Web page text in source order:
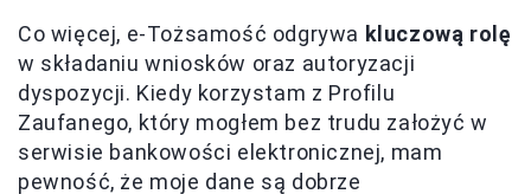
Co więcej, e-Tożsamość odgrywa kluczową rolę
w składaniu wniosków oraz autoryzacji
dyspozycji. Kiedy korzystam z Profilu
Zaufanego, który mogłem bez trudu założyć w
serwisie bankowości elektronicznej, mam
pewność, że moje dane są dobrze